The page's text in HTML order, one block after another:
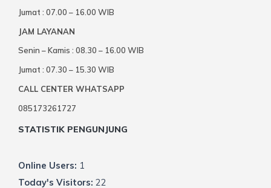
Jumat : 07.00 – 16.00 WIB
JAM LAYANAN
Senin – Kamis : 08.30 – 16.00 WIB
Jumat : 07.30 – 15.30 WIB
CALL CENTER WHATSAPP
085173261727
STATISTIK PENGUNJUNG
Online Users: 1
Today's Visitors: 22